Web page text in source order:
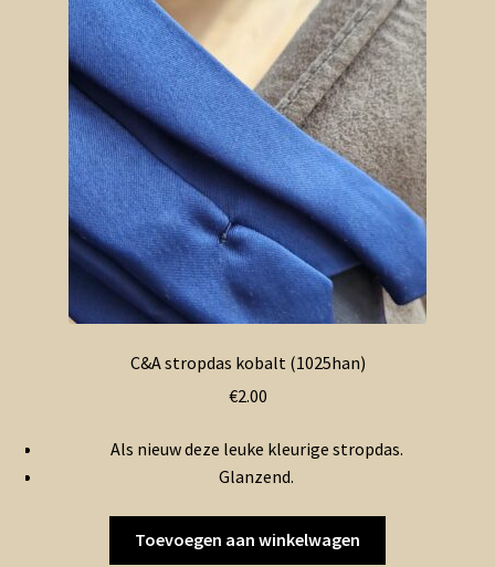
C&A stropdas kobalt (1025han)
€2.00
Als nieuw deze leuke kleurige stropdas.
Glanzend.
Toevoegen aan winkelwagen